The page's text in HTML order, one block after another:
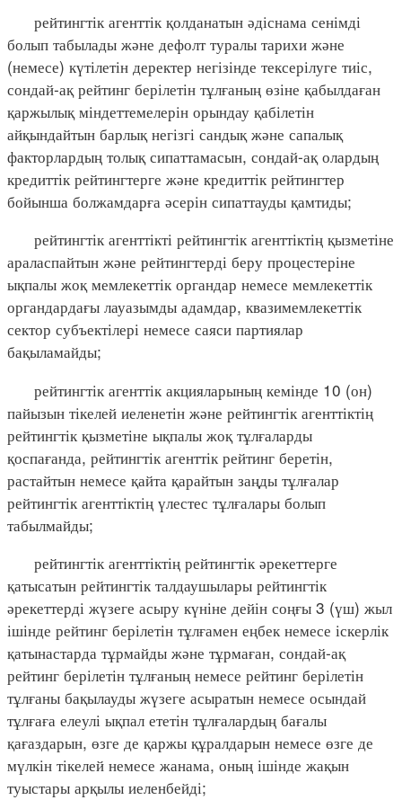
рейтингтік агенттік қолданатын әдіснама сенімді
болып табылады және дефолт туралы тарихи және
(немесе) күтілетін деректер негізінде тексерілуге тиіс,
сондай-ақ рейтинг берілетін тұлғаның өзіне қабылдаған
қаржылық міндеттемелерін орындау қабілетін
айқындайтын барлық негізгі сандық және сапалық
факторлардың толық сипаттамасын, сондай-ақ олардың
кредиттік рейтингтерге және кредиттік рейтингтер
бойынша болжамдарға әсерін сипаттауды қамтиды;
рейтингтік агенттікті рейтингтік агенттіктің қызметіне
араласпайтын және рейтингтерді беру процестеріне
ықпалы жоқ мемлекеттік органдар немесе мемлекеттік
органдардағы лауазымды адамдар, квазимемлекеттік
сектор субъектілері немесе саяси партиялар
бақыламайды;
рейтингтік агенттік акцияларының кемінде 10 (он)
пайызын тікелей иеленетін және рейтингтік агенттіктің
рейтингтік қызметіне ықпалы жоқ тұлғаларды
қоспағанда, рейтингтік агенттік рейтинг беретін,
растайтын немесе қайта қарайтын заңды тұлғалар
рейтингтік агенттіктің үлестес тұлғалары болып
табылмайды;
рейтингтік агенттіктің рейтингтік әрекеттерге
қатысатын рейтингтік талдаушылары рейтингтік
әрекеттерді жүзеге асыру күніне дейін соңғы 3 (үш) жыл
ішінде рейтинг берілетін тұлғамен еңбек немесе іскерлік
қатынастарда тұрмайды және тұрмаған, сондай-ақ
рейтинг берілетін тұлғаның немесе рейтинг берілетін
тұлғаны бақылауды жүзеге асыратын немесе осындай
тұлғаға елеулі ықпал ететін тұлғалардың бағалы
қағаздарын, өзге де қаржы құралдарын немесе өзге де
мүлкін тікелей немесе жанама, оның ішінде жақын
туыстары арқылы иеленбейді;